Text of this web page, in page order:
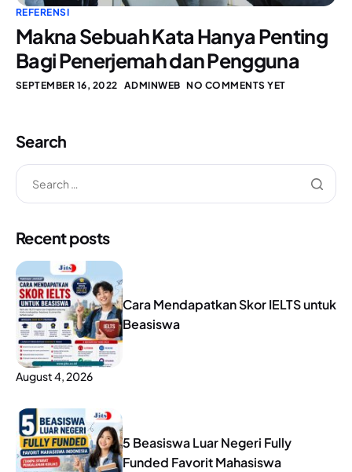
REFERENSI
Makna Sebuah Kata Hanya Penting
Bagi Penerjemah dan Pengguna
SEPTEMBER 16, 2022 ADMINWEB NO COMMENTS YET
Search
Recent posts
Cara Mendapatkan Skor IELTS untuk
Beasiswa
August 4, 2026
5 Beasiswa Luar Negeri Fully
Funded Favorit Mahasiswa